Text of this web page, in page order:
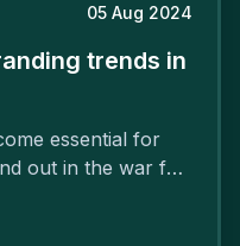
05 Aug 2024
trends in
essential for
out in the war for